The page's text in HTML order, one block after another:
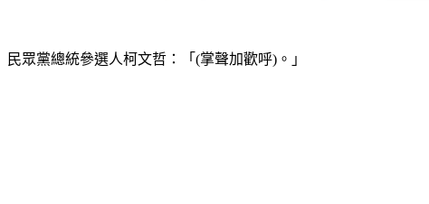
民眾黨總統參選人柯文哲：「(掌聲加歡呼)。」